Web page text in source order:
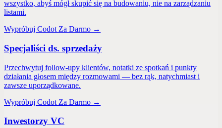
wszystko, abyś mógł skupić się na budowaniu, nie na zarządzaniu
listami.
Wypróbuj Codot Za Darmo →
Specjaliści ds. sprzedaży
Przechwytuj follow-upy klientów, notatki ze spotkań i punkty
działania głosem między rozmowami — bez rąk, natychmiast i
zawsze uporządkowane.
Wypróbuj Codot Za Darmo →
Inwestorzy VC